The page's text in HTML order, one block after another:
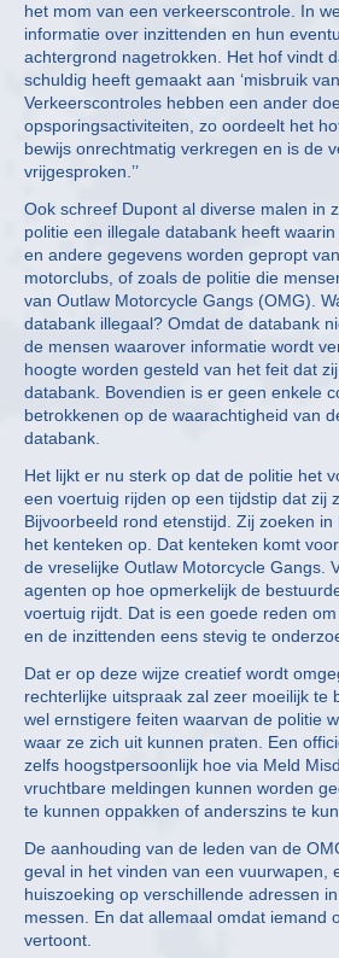
het mom van een verkeerscontrole. In
informatie over inzittenden en hun
achtergrond nagetrokken. Het hof vindt
schuldig heeft gemaakt aan ‘misbruik van
Verkeerscontroles hebben een ander
opsporingsactiviteiten, zo oordeelt het
bewijs onrechtmatig verkregen en is de
vrijgesproken.’’
Ook schreef Dupont al diverse malen in
politie een illegale databank heeft
en andere gegevens worden gepropt
motorclubs, of zoals de politie die
van Outlaw Motorcycle Gangs (OMG).
databank illegaal? Omdat de databank
de mensen waarover informatie wordt
hoogte worden gesteld van het feit dat
databank. Bovendien is er geen enkele
betrokkenen op de waarachtigheid van
databank.
Het lijkt er nu sterk op dat de politie het
een voertuig rijden op een tijdstip dat zij
Bijvoorbeeld rond etenstijd. Zij zoeken
het kenteken op. Dat kenteken komt
de vreselijke Outlaw Motorcycle Gangs.
agenten op hoe opmerkelijk de
voertuig rijdt. Dat is een goede reden
en de inzittenden eens stevig te
Dat er op deze wijze creatief wordt
rechterlijke uitspraak zal zeer moeilijk te
wel ernstigere feiten waarvan de politie
waar ze zich uit kunnen praten. Een
zelfs hoogstpersoonlijk hoe via Meld
vruchtbare meldingen kunnen worden
te kunnen oppakken of anderszins te
De aanhouding van de leden van de
geval in het vinden van een vuurwapen,
huiszoeking op verschillende adressen
messen. En dat allemaal omdat iemand
vertoont.